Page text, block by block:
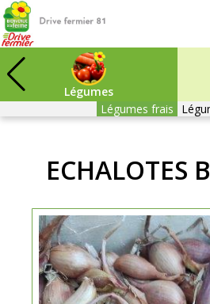
Tarn
Légumes
Légumes frais
ECHALOTES